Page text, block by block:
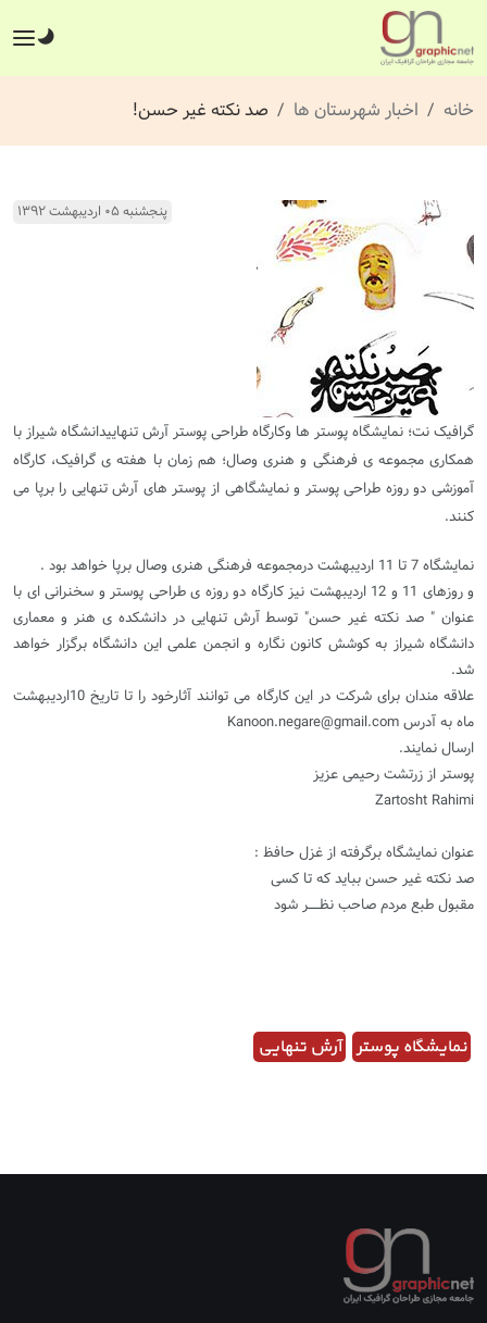
خانه اخبار شهرستان ها صد نکته غیر حسن!
پنجشنبه ۰۵ اردیبهشت ۱۳۹۲
گرافیک نت؛ نمایشگاه پوستر ها وکارگاه طراحی پوستر آرش تنهاییدانشگاه شیراز با
همکاری مجموعه ی فرهنگی و هنری وصال؛ هم زمان با هفته ی گرافیک، کارگاه
آموزشی دو روزه طراحی پوستر و نمایشگاهی از پوستر های آرش تنهایی را برپا می
کنند.
نمایشگاه 7 تا 11 اردیبهشت درمجموعه فرهنگی هنری وصال برپا خواهد بود .
و روزهای 11 و 12 اردیبهشت نیز کارگاه دو روزه ی طراحی پوستر و سخنرانی ای با
عنوان " صد نکته غیر حسن" توسط آرش تنهایی در دانشکده ی هنر و معماری
دانشگاه شیراز به کوشش کانون نگاره و انجمن علمی این دانشگاه برگزار خواهد
شد.
علاقه مندان برای شرکت در این کارگاه می توانند آثارخود را تا تاریخ 10اردیبهشت
ماه به آدرس Kanoon.negare@gmail.com
ارسال نمایند.
پوستر از زرتشت رحیمی عزیز
Zartosht Rahimi
عنوان نمایشگاه برگرفته از غزل حافظ :
صد نکته غیر حسن بباید که تا کسی
مقبول طبع مردم صاحب نظـــــر شود
نمایشگاه پوستر آرش تنهایی